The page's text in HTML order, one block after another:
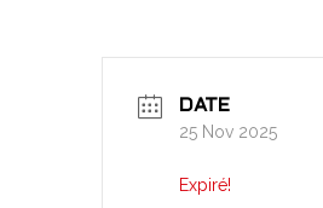
DATE
25 Nov 2025
Expiré!